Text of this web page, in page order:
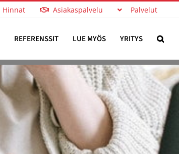
Hinnat Asiakaspalvelu Palvelut
REFERENSSIT LUE MYÖS YRITYS